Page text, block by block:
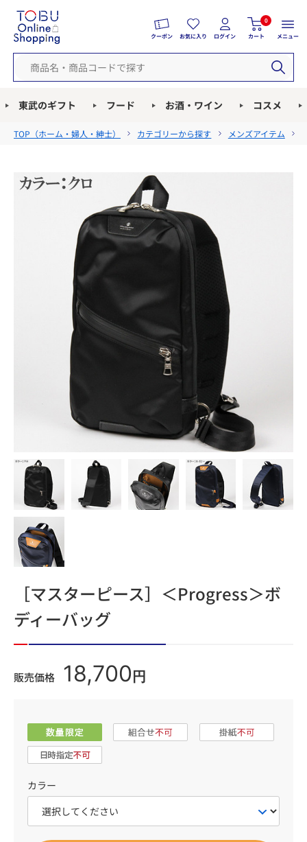
クーポン お気に入り ログイン
0
カート メニュー
東武のギフト フード お酒・ワイン コスメ
TOP（ホーム・婦人・紳士） カテゴリーから探す メンズアイテム
［マスターピース］＜Progress＞ボ
ディーバッグ
販売価格 18,700 円
カラー